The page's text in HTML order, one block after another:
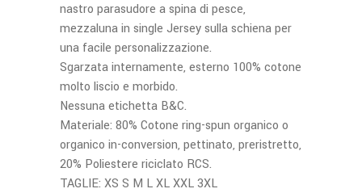
nastro parasudore a spina di pesce,
mezzaluna in single Jersey sulla schiena per
una facile personalizzazione.
Sgarzata internamente, esterno 100% cotone
molto liscio e morbido.
Nessuna etichetta B&C.
Materiale: 80% Cotone ring-spun organico o
organico in-conversion, pettinato, preristretto,
20% Poliestere riciclato RCS.
TAGLIE: XS S M L XL XXL 3XL